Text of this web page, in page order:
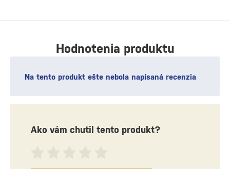
Hodnotenia produktu
Na tento produkt ešte nebola napísaná recenzia
Ako vám chutil tento produkt?